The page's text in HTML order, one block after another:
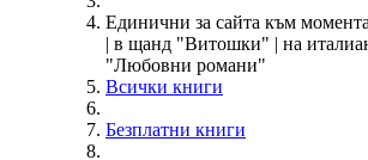
Единични за сайта към момента
| в щанд "Витошки" | на
"Любовни романи"
Всички книги
Безплатни книги